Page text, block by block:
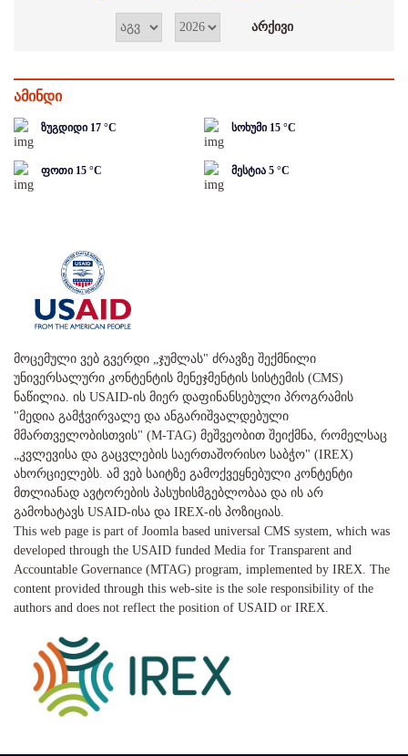
ამინდი
ზუგდიდი 17 °C სოხუმი 15 °C
ფოთი 15 °C მესტია 5 °C
მოცემული ვებ გვერდი „ჯუმლას" ძრავზე შექმნილი
უნივერსალური კონტენტის მენეჯმენტის სისტემის (CMS)
ნაწილია. ის USAID-ის მიერ დაფინანსებული პროგრამის
"მედია გამჭვირვალე და ანგარიშვალდებული
მმართველობისთვის" (M-TAG) მეშვეობით შეიქმნა, რომელსაც
„კვლევისა და გაცვლების საერთაშორისო საბჭო" (IREX)
ახორციელებს. ამ ვებ საიტზე გამოქვეყნებული კონტენტი
მთლიანად ავტორების პასუხისმგებლობაა და ის არ
გამოხატავს USAID-ისა და IREX-ის პოზიციას.
This web page is part of Joomla based universal CMS system, which was
developed through the USAID funded Media for Transparent and
Accountable Governance (MTAG) program, implemented by IREX. The
content provided through this web-site is the sole responsibility of the
authors and does not reflect the position of USAID or IREX.